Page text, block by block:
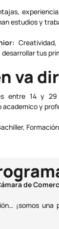
estudios y
tus
va
entre 14 y
y
de
¡somos